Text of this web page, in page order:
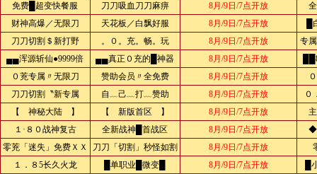
免费█超变快餐服
刀刀吸血刀刀麻痹 8月/9日/7点开放
财神高爆／无限刀
天花板／白飘好服 8月/9日/7点开放
刀刀切割＄新打野
。０。充。畅。玩 8月/9日/7点开放
专
▄▄浑源斩仙●9999倍
▄▄真正０充的█神器 8月/9日/7点开放
０茺专属〃无限刀
赞助会员〃全免费 8月/9日/7点开放
刀刀切割〝新专属
自﹏己﹏打﹏赞助 8月/9日/7点开放
０
【 神秘大陆 】
【 新版首区 】 8月/9日/7点开放
１·８０战神复古
全新战神█首战区 8月/9日/7点开放
◆
零茺「迷失」免费ＸＸ
刀刀「切割」秒怪如割 8月/9日/7点开放
１．８5长久火龙
█单职业█微变█ 8月/9日/7点开放
█